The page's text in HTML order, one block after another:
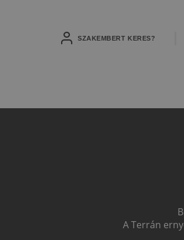
SZAKEMBERT KERES?
A Terrán